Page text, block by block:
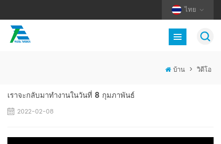
ไทย
บ้าน > วิดีโอ
เราจะกลับมาทำงานในวันที่ 8 กุมภาพันธ์
2022-02-08